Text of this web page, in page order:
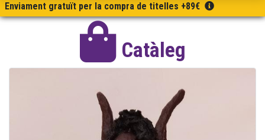
Enviament gratuït per la compra de titelles +89€
Catàleg